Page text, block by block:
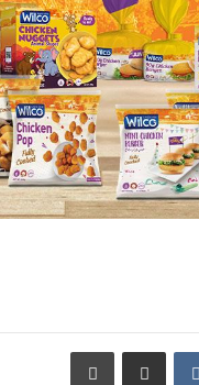
مشاركة عبر البريد طباعة